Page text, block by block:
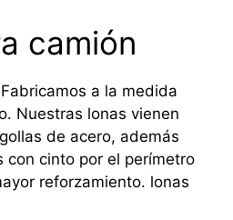
camión
Fabricamos a la medida
Nuestras lonas vienen
de acero, además
con cinto por el perímetro
reforzamiento. lonas